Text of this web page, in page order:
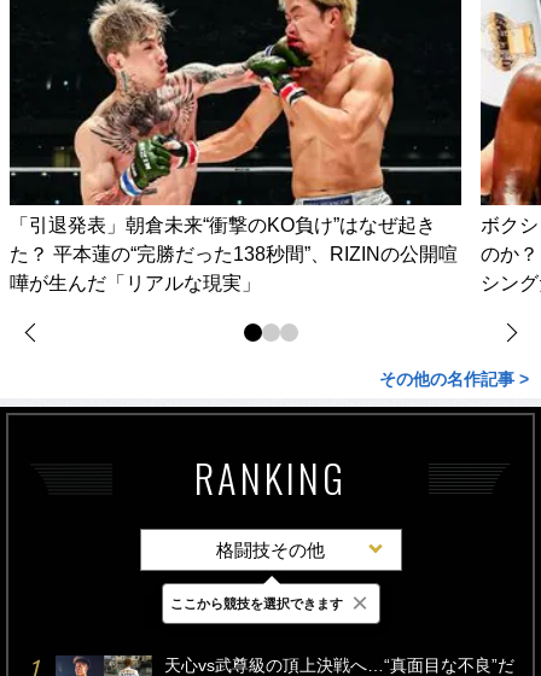
「引退発表」朝倉未来“衝撃のKO負け”はなぜ起き
た？ 平本蓮の“完勝だった138秒間”、RIZINの公開喧
嘩が生んだ「リアルな現実」
ボク
のか
シン
その他の名作記事 >
RANKING
格闘技その他
最新 24時間 週間
天心vs武尊級の頂上決戦へ…“真面目な不良”だ
ここから競技を選択できます ×